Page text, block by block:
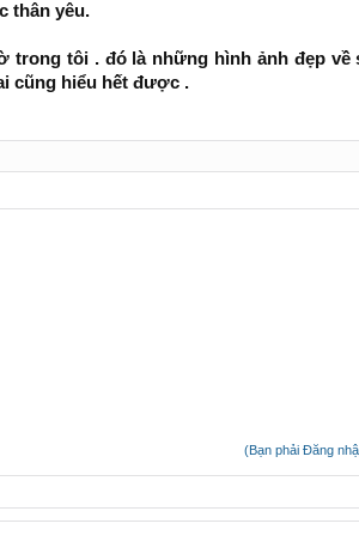
thân yêu.
tôi . đó là những hình ảnh đẹp về
cũng hiểu hết được .
(Bạn phải Đăng